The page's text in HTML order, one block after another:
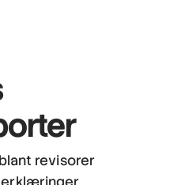
revisorer